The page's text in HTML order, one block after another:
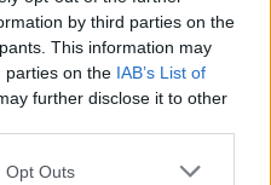
by third parties on the
This information may
parties on the IAB’s List of
further disclose it to other
Opt Outs
iskolával, és mi jöhet
elitképzővé válása
reformjáért kiáltanak Dr.